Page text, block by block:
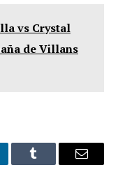
vs Crystal
de Villans
Tumblr Email